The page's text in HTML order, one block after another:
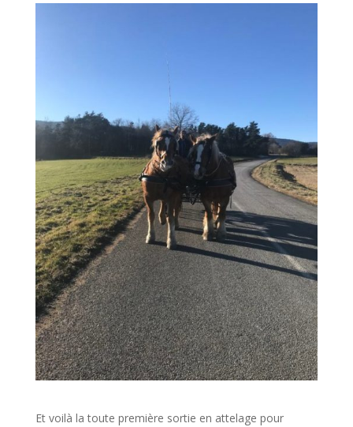
Et voilà la toute première sortie en attelage pour